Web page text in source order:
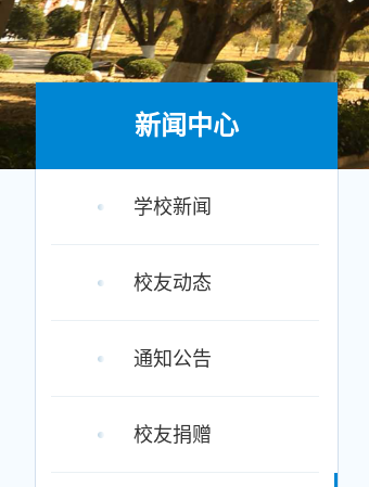
新闻中心
学校新闻
校友动态
通知公告
校友捐赠